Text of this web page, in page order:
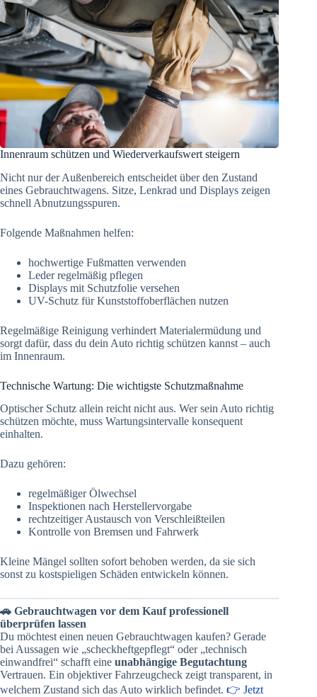
Innenraum schützen und Wiederverkaufswert steigern
Nicht nur der Außenbereich entscheidet über den Zustand
eines Gebrauchtwagens. Sitze, Lenkrad und Displays zeigen
schnell Abnutzungsspuren.
Folgende Maßnahmen helfen:
hochwertige Fußmatten verwenden
Leder regelmäßig pflegen
Displays mit Schutzfolie versehen
UV-Schutz für Kunststoffoberflächen nutzen
Regelmäßige Reinigung verhindert Materialermüdung und
sorgt dafür, dass du dein Auto richtig schützen kannst – auch
im Innenraum.
Technische Wartung: Die wichtigste Schutzmaßnahme
Optischer Schutz allein reicht nicht aus. Wer sein Auto richtig
schützen möchte, muss Wartungsintervalle konsequent
einhalten.
Dazu gehören:
regelmäßiger Ölwechsel
Inspektionen nach Herstellervorgabe
rechtzeitiger Austausch von Verschleißteilen
Kontrolle von Bremsen und Fahrwerk
Kleine Mängel sollten sofort behoben werden, da sie sich
sonst zu kostspieligen Schäden entwickeln können.
🚗 Gebrauchtwagen vor dem Kauf professionell
überprüfen lassen
Du möchtest einen neuen Gebrauchtwagen kaufen? Gerade
bei Aussagen wie „scheckheftgepflegt“ oder „technisch
einwandfrei“ schafft eine unabhängige Begutachtung
Vertrauen. Ein objektiver Fahrzeugcheck zeigt transparent, in
welchem Zustand sich das Auto wirklich befindet. 👉 Jetzt